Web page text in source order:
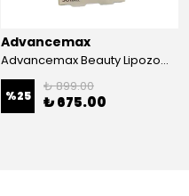
Advancemax
Advancemax Beauty Lipozomal Hyalüronik Asit Keratin Biotin Zn 30 Kapsül 8684375607556
%25
₺ 899.00
₺ 675.00